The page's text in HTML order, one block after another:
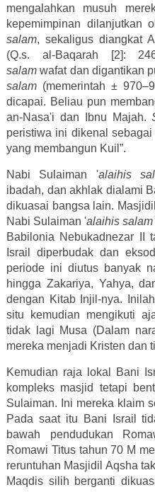
mengalahkan musuh
kepemimpinan
salam, sekaligus diangkat
(Q.s. al-Baqarah [2]:
salamwafat dan digantikan
salam (memerintah ±
dicapai. Beliau pun
an-Nasa'i dan Ibnu Majah.
peristiwa ini dikenal
yang membangun Kuil”.
Nabi Sulaiman 'alaihis
ibadah, dan akhlak dialami
dikuasai bangsa lain.
Nabi Sulaiman 'alaihis salam
Babilonia Nebukadnezar II
Israil diperbudak dan
periode ini diutus banyak
hingga Zakariya, Yahya,
dengan Kitab Injil-nya.
situ kemudian mengikuti
tidak lagi Musa (Dalam
mereka menjadi Kristen dan
Kemudian raja lokal Bani
kompleks masjid tetapi
Sulaiman. Ini mereka klaim
Pada saat itu Bani Israil
bawah pendudukan
Romawi Titus tahun 70 M
reruntuhan Masjidil Aqsha
Maqdis silih berganti